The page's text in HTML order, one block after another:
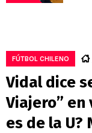
FÚTBOL CHILENO
Vidal dice
Viajero” en
es de la U?